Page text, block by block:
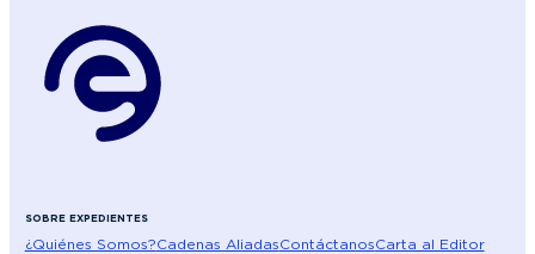
SOBRE EXPEDIENTES
¿Quiénes Somos?Cadenas AliadasContáctanosCarta al Editor